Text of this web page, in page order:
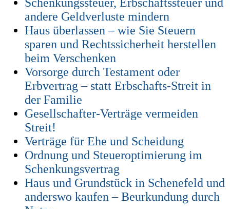
andere Geldverluste mindern
Haus überlassen – wie Sie Steuern
sparen und Rechtssicherheit herstellen
beim Verschenken
Vorsorge durch Testament oder
Erbvertrag – statt Erbschafts-Streit in
der Familie
Gesellschafter-Verträge vermeiden
Streit!
Verträge für Ehe und Scheidung
Ordnung und Steueroptimierung im
Schenkungsvertrag
Haus und Grundstück in Schenefeld und
anderswo kaufen – Beurkundung durch